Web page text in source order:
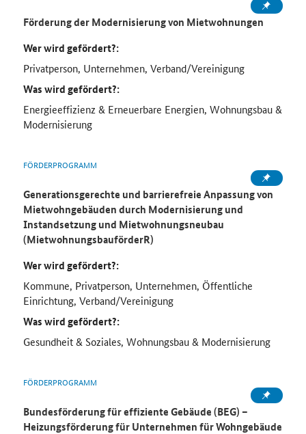
Förderung der Modernisierung von Mietwohnungen
Wer wird gefördert?:
Privatperson, Unternehmen, Verband/Vereinigung
Was wird gefördert?:
Energieeffizienz & Erneuerbare Energien, Wohnungsbau &
Modernisierung
FÖRDERPROGRAMM
Generationsgerechte und barrierefreie Anpassung von
Mietwohngebäuden durch Modernisierung und
Instandsetzung und Mietwohnungsneubau
(MietwohnungsbauförderR)
Wer wird gefördert?:
Kommune, Privatperson, Unternehmen, Öffentliche
Einrichtung, Verband/Vereinigung
Was wird gefördert?:
Gesundheit & Soziales, Wohnungsbau & Modernisierung
FÖRDERPROGRAMM
Bundesförderung für effiziente Gebäude (BEG) –
Heizungsförderung für Unternehmen für Wohngebäude